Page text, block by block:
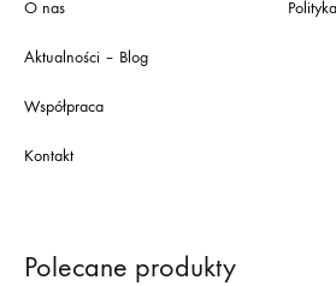
O nas
Aktualności – Blog
Współpraca
Kontakt
Polecane produkty